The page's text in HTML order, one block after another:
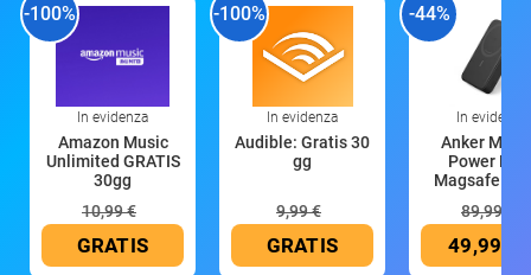
-100%
In evidenza
Amazon Music
Unlimited GRATIS
30gg
10,99 €
GRATIS
-100%
In evidenza
Audible: Gratis 30
gg
9,99 €
GRATIS
-44%
In evidenza
Anker
Power
Magsafe
89,99 €
49,99 €